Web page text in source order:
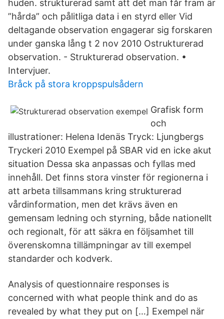
huden. strukturerad samt att det man får fram är
”hårda” och pålitliga data i en styrd eller Vid
deltagande observation engagerar sig forskaren
under ganska lång t 2 nov 2010 Ostrukturerad
observation. - Strukturerad observation. •
Intervjuer.
Bråck på stora kroppspulsådern
Grafisk form
och
illustrationer: Helena Idenäs Tryck: Ljungbergs
Tryckeri 2010 Exempel på SBAR vid en icke akut
situation Dessa ska anpassas och fyllas med
innehåll. Det finns stora vinster för regionerna i
att arbeta tillsammans kring strukturerad
vårdinformation, men det krävs även en
gemensam ledning och styrning, både nationellt
och regionalt, för att säkra en följsamhet till
överenskomna tillämpningar av till exempel
standarder och kodverk.
Analysis of questionnaire responses is
concerned with what people think and do as
revealed by what they put on […] Exempel när